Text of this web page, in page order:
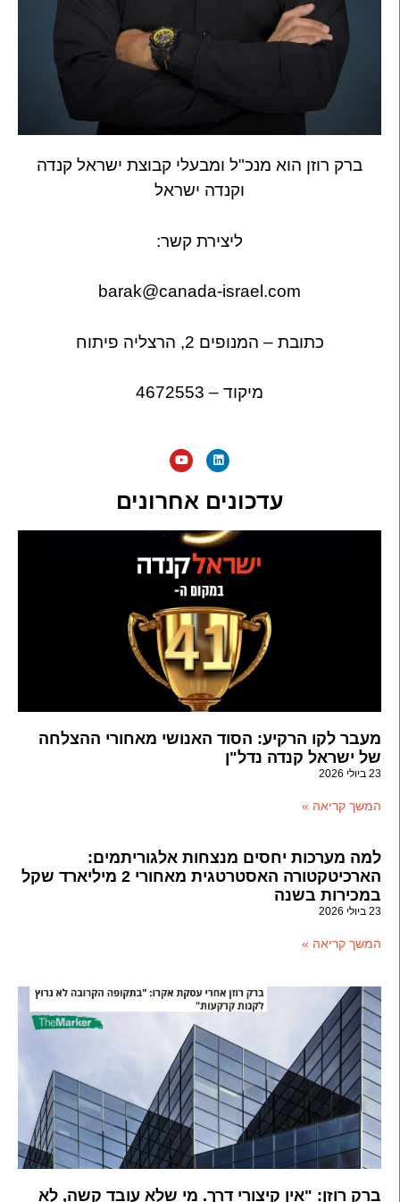
ברק רוזן הוא מנכ"ל ומבעלי קבוצת ישראל קנדה
וקנדה ישראל
ליצירת קשר:
barak@canada-israel.com
כתובת – המנופים 2, הרצליה פיתוח
מיקוד – 4672553
עדכונים אחרונים
מעבר לקו הרקיע: הסוד האנושי מאחורי ההצלחה
של ישראל קנדה נדל"ן
23 ביולי 2026
המשך קריאה »
למה מערכות יחסים מנצחות אלגוריתמים:
הארכיטקטורה האסטרטגית מאחורי 2 מיליארד שקל
במכירות בשנה
23 ביולי 2026
המשך קריאה »
ברק רוזן: "אין קיצורי דרך. מי שלא עובד קשה, לא